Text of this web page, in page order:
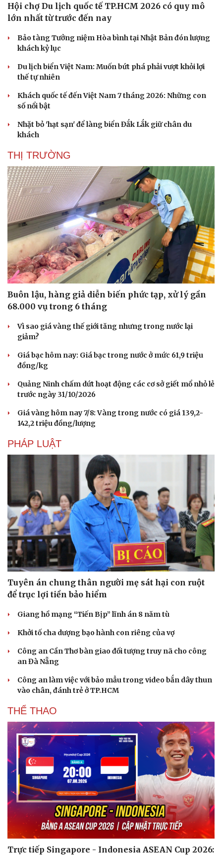
Du lịch
Tư vấn
Săn Tour
Câu chuyện thời sự
Hạt giống tâm hồn
Hội chợ Du lịch quốc tế TP.HCM 2026 có quy mô
lớn nhất từ trước đến nay
Bảo tàng Tưởng niệm Hòa bình tại Nhật Bản đón lượng
khách kỷ lục
Du lịch biển Việt Nam: Muốn bứt phá phải vượt khỏi lợi
thế tự nhiên
Khách quốc tế đến Việt Nam 7 tháng 2026: Những con
số nổi bật
Nhặt bỏ 'hạt sạn' để làng biển Đắk Lắk giữ chân du
khách
THỊ TRƯỜNG
Buôn lậu, hàng giả diễn biến phức tạp, xử lý gần
68.000 vụ trong 6 tháng
Vì sao giá vàng thế giới tăng nhưng trong nước lại
giảm?
Giá bạc hôm nay: Giá bạc trong nước ở mức 61,9 triệu
đồng/kg
Quảng Ninh chấm dứt hoạt động các cơ sở giết mổ nhỏ lẻ
trước ngày 31/10/2026
Giá vàng hôm nay 7/8: Vàng trong nước có giá 139,2-
142,2 triệu đồng/lượng
PHÁP LUẬT
Tuyên án chung thân người mẹ sát hại con ruột
để trục lợi tiền bảo hiểm
Giang hồ mạng “Tiến Bịp” lĩnh án 8 năm tù
Khởi tố cha dượng bạo hành con riêng của vợ
Công an Cần Thơ bàn giao đối tượng truy nã cho công
an Đà Nẵng
Công an làm việc với bảo mẫu trong video bắn dây thun
vào chân, đánh trẻ ở TP.HCM
THỂ THAO
Trực tiếp Singapore - Indonesia ASEAN Cup 2026: